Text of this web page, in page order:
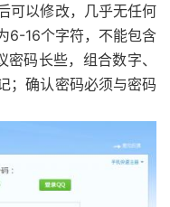
可以修改，几乎无任何
6-16个字符，不能包含
码长些，组合数字、
；确认密码必须与密码